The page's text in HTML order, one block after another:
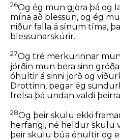
26Og ég mun gjöra þá og
mína að blessun, og ég
niður falla á sínum tíma,
blessunarskúrir.
27Og tré merkurinnar
jörðin mun bera sinn
óhultir á sinni jörð og
Drottinn, þegar ég
frelsa þá undan valdi
28Og þeir skulu ekki
herfangi, né heldur skulu
þeir skulu búa óhultir og